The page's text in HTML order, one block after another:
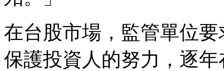
在台股市場，監管單位
保護投資人的努力，逐